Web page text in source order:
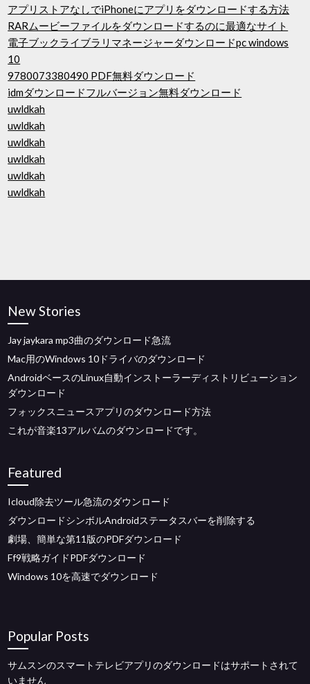
アプリストアなしでiPhoneにアプリをダウンロードする方法
RARムービーファイルをダウンロードするのに最適なサイト
電子ブックライブラリマネージャーダウンロードpc windows
10
9780073380490 PDF無料ダウンロード
idmダウンロードフルバージョン無料ダウンロード
uwldkah
uwldkah
uwldkah
uwldkah
uwldkah
uwldkah
New Stories
Jay jaykara mp3曲のダウンロード急流
Mac用のWindows 10ドライバのダウンロード
AndroidベースのLinux自動インストーラーディストリビューション
ダウンロード
フォックスニュースアプリのダウンロード方法
これが音楽13アルバムのダウンロードです。
Featured
Icloud除去ツール急流のダウンロード
ダウンロードシンボルAndroidステータスバーを削除する
劇場、簡単な第11版のPDFダウンロード
Ff9戦略ガイドPDFダウンロード
Windows 10を高速でダウンロード
Popular Posts
サムスンのスマートテレビアプリのダウンロードはサポートされて
いません